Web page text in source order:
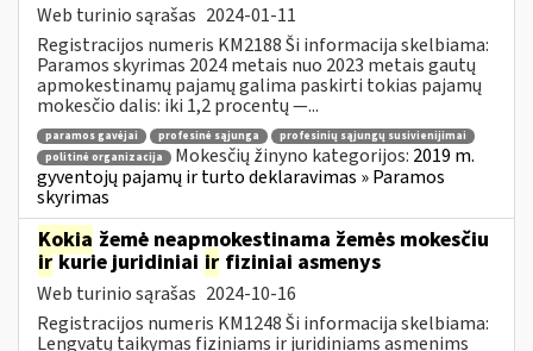
Web turinio sąrašas 2024-01-11
Registracijos numeris KM2188 Ši informacija skelbiama:
Paramos skyrimas 2024 metais nuo 2023 metais gautų
apmokestinamų pajamų galima paskirti tokias pajamų
mokesčio dalis: iki 1,2 procentų —...
paramos gavėjai profesinė sąjunga
profesinių sąjungų susivienijimai
politinė organizacija
Mokesčių žinyno kategorijos: 2019 m.
gyventojų pajamų ir turto deklaravimas » Paramos
skyrimas
Kokia žemė neapmokestinama žemės mokesčiu
irkurie juridiniai ir fiziniai asmenys
Web turinio sąrašas 2024-10-16
Registracijos numeris KM1248 Ši informacija skelbiama:
Lengvatų taikymas fiziniams ir juridiniams asmenims